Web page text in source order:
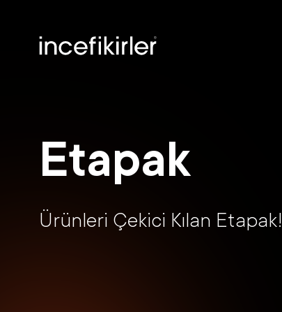
Etapak
Ürünleri Çekici Kılan Etapak!